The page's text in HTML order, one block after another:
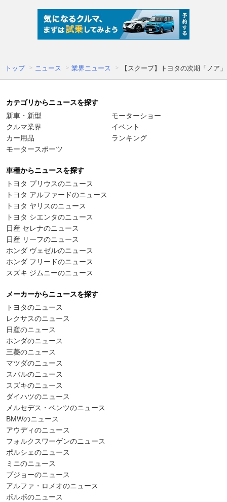
トップ ニュース 業界ニュース 【スクープ】トヨタの次期「ノア
カテゴリからニュースを探す
新車・新型
クルマ業界
カー用品
モータースポーツ
モーターショー
イベント
ランキング
車種からニュースを探す
トヨタ プリウスのニュース
トヨタ アルファードのニュース
トヨタ ヤリスのニュース
トヨタ シエンタのニュース
日産 セレナのニュース
日産 リーフのニュース
ホンダ ヴェゼルのニュース
ホンダ フリードのニュース
スズキ ジムニーのニュース
メーカーからニュースを探す
トヨタのニュース
レクサスのニュース
日産のニュース
ホンダのニュース
三菱のニュース
マツダのニュース
スバルのニュース
スズキのニュース
ダイハツのニュース
メルセデス・ベンツのニュース
BMWのニュース
アウディのニュース
フォルクスワーゲンのニュース
ポルシェのニュース
ミニのニュース
プジョーのニュース
アルファ・ロメオのニュース
ボルボのニュース